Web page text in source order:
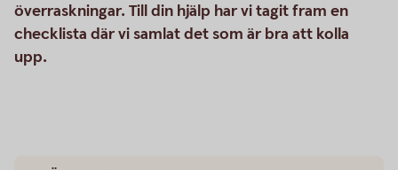
överraskningar. Till din hjälp har vi tagit fram en
checklista där vi samlat det som är bra att kolla
upp.